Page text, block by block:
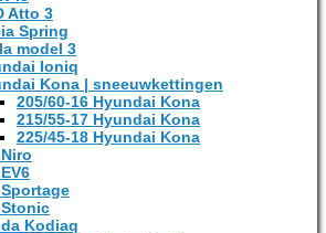
Atto 3
Spring
model 3
Ioniq
Kona | sneeuwkettingen
205/60-16 Hyundai Kona
215/55-17 Hyundai Kona
225/45-18 Hyundai Kona
Kodiaq